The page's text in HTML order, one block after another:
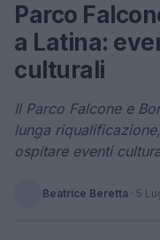
Parco
a Latina:
culturali
Il Parco Falcone e
lunga
ospitare eventi
Beatrice Beretta · 5